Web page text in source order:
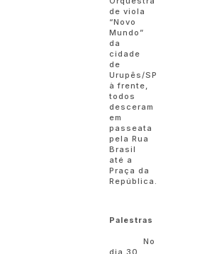
de viola
“Novo
Mundo”
da
cidade
de
Urupês/SP
à frente,
todos
desceram
em
passeata
pela Rua
Brasil
até a
Praça da
República.
Palestras
No
dia 30